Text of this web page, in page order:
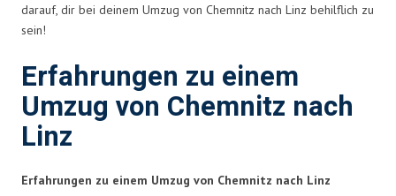
darauf, dir bei deinem Umzug von Chemnitz nach Linz behilflich zu
sein!
Erfahrungen zu einem
Umzug von Chemnitz nach
Linz
Erfahrungen zu einem Umzug von Chemnitz nach Linz